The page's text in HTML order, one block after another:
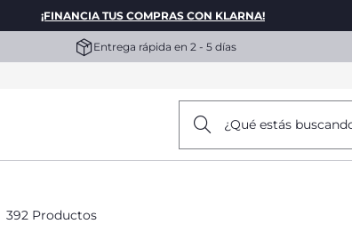
¡FINANCIA TUS COMPRAS CON KLARNA!
Entrega rápida en 2 - 5 días
¿Qué estás
392 Productos